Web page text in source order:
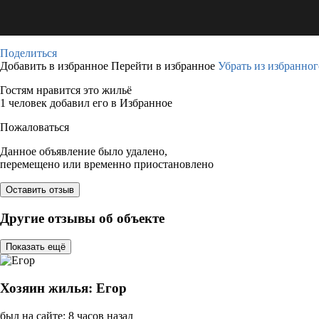
Поделиться
Добавить в избранное Перейти в избранное Убрать из
Гостям нравится это жильё
1 человек добавил его в Избранное
Пожаловаться
Данное объявление было удалено,
перемещено или временно приостановлено
Оставить отзыв
Другие отзывы об объекте
Показать ещё
Хозяин жилья: Егор
был на сайте: 8 часов назад